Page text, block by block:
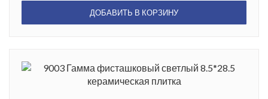
ДОБАВИТЬ В КОРЗИНУ